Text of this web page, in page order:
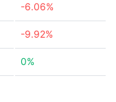
-6.06%
-9.92%
0%